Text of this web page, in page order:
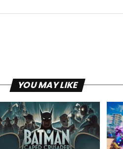
YOU MAY LIKE